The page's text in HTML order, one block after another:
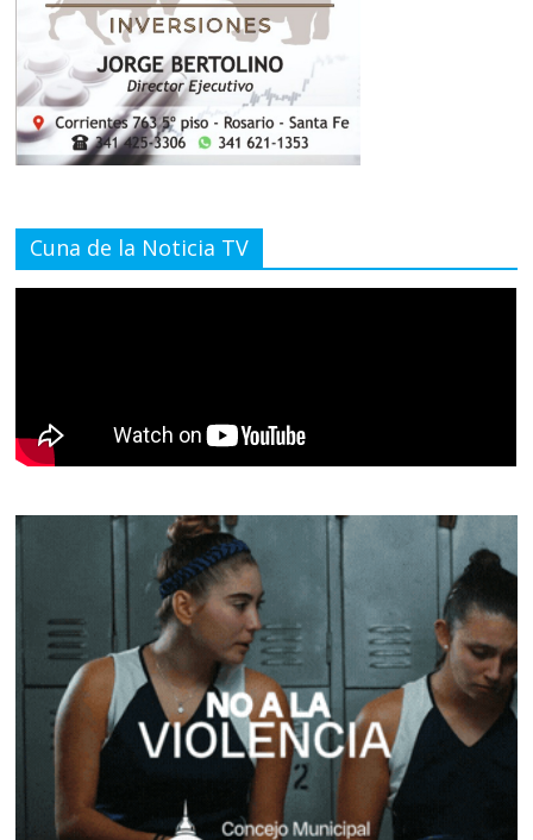
Cuna de la Noticia TV